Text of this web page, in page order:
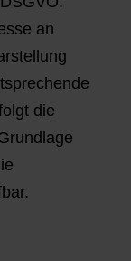
an
die